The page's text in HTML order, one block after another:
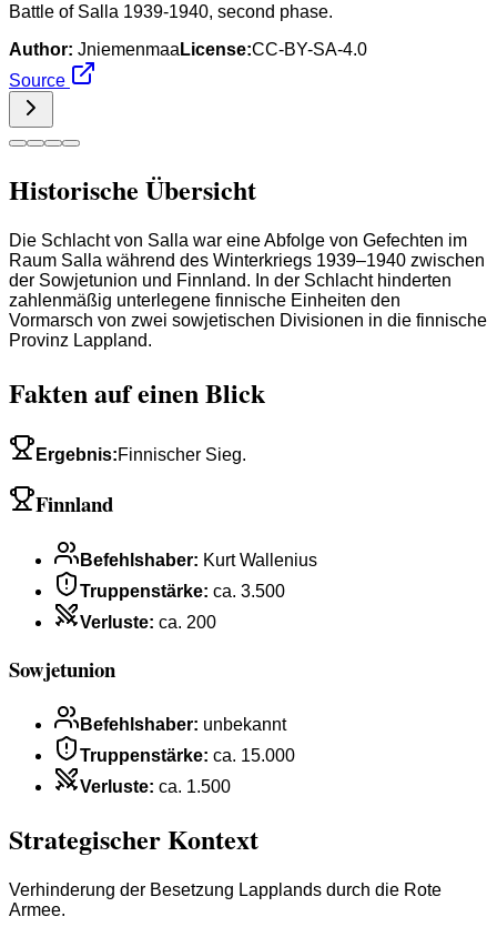
Battle of Salla 1939-1940, second phase.
Author: Jniemenmaa License:CC-BY-SA-4.0
Source
Historische Übersicht
Die Schlacht von Salla war eine Abfolge von Gefechten im
Raum Salla während des Winterkriegs 1939–1940 zwischen
der Sowjetunion und Finnland. In der Schlacht hinderten
zahlenmäßig unterlegene finnische Einheiten den
Vormarsch von zwei sowjetischen Divisionen in die finnische
Provinz Lappland.
Fakten auf einen Blick
Ergebnis:Finnischer Sieg.
Finnland
Befehlshaber: Kurt Wallenius
Truppenstärke: ca. 3.500
Verluste: ca. 200
Sowjetunion
Befehlshaber: unbekannt
Truppenstärke: ca. 15.000
Verluste: ca. 1.500
Strategischer Kontext
Verhinderung der Besetzung Lapplands durch die Rote
Armee.